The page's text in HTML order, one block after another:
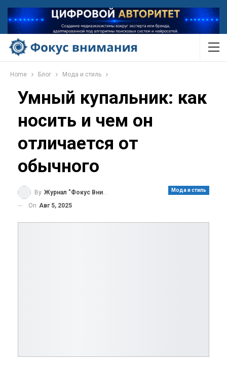
Home Блог Мода и стиль
Умный купальник: как
носить и чем он
отличается от
обычного
Мода и стиль
By Журнал "Фокус Внимания"
On Авг 5, 2025